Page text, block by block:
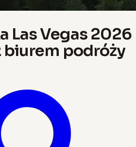
Las Vegas 2026
biurem podróży